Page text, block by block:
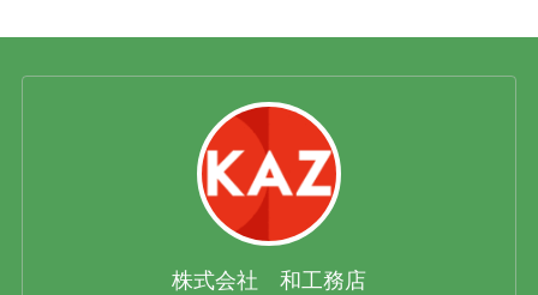
株式会社 和工務店